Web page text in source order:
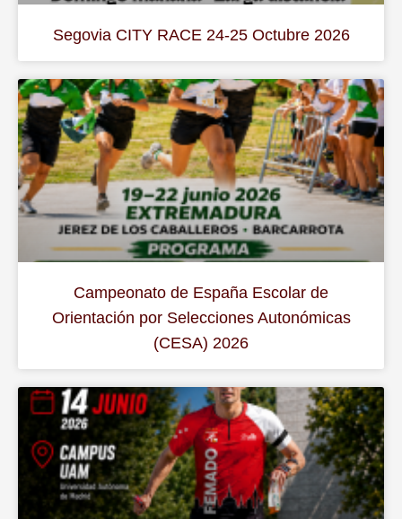
Segovia CITY RACE 24-25 Octubre 2026
Campeonato de España Escolar de
Orientación por Selecciones Autonómicas
(CESA) 2026